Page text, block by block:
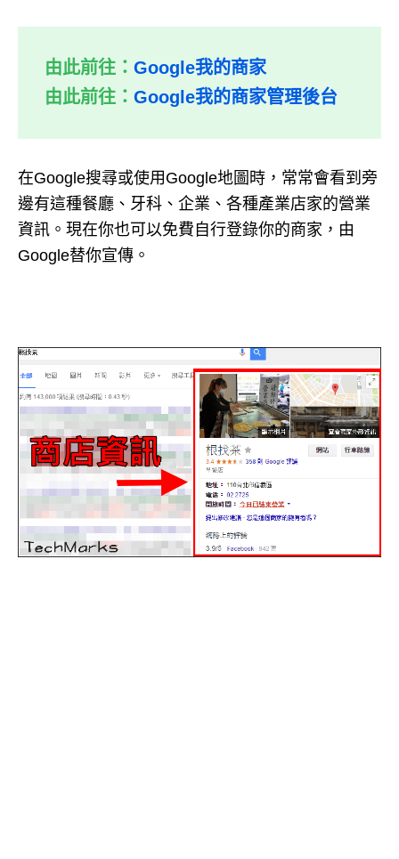
由此前往： Google我的商家
由此前往： Google我的商家管理後台
在Google搜尋或使用Google地圖時，常常會看到旁
邊有這種餐廳、牙科、企業、各種產業店家的營業
資訊。現在你也可以免費自行登錄你的商家，由
Google替你宣傳。